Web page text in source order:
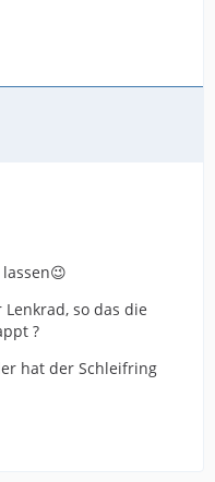
so das die
?
hat der Schleifring